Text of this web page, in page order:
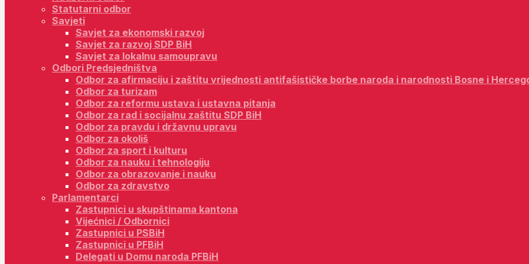
Statutarni odbor
Savjeti
Savjet za ekonomski razvoj
Savjet za razvoj SDP BiH
Savjet za lokalnu samoupravu
Odbori Predsjedništva
Odbor za afirmaciju i zaštitu vrijednosti antifašističke borbe naroda i narodnosti Bosne i
Odbor za turizam
Odbor za reformu ustava i ustavna pitanja
Odbor za rad i socijalnu zaštitu SDP BiH
Odbor za pravdu i državnu upravu
Odbor za okoliš
Odbor za sport i kulturu
Odbor za nauku i tehnologiju
Odbor za obrazovanje i nauku
Odbor za zdravstvo
Parlamentarci
Zastupnici u skupštinama kantona
Vijećnici / Odbornici
Zastupnici u PSBiH
Zastupnici u PFBiH
Delegati u Domu naroda PFBiH